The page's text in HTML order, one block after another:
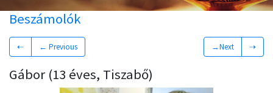
Beszámolók
⇠ ← Previous →Next ⇢
Gábor (13 éves, Tiszabő)